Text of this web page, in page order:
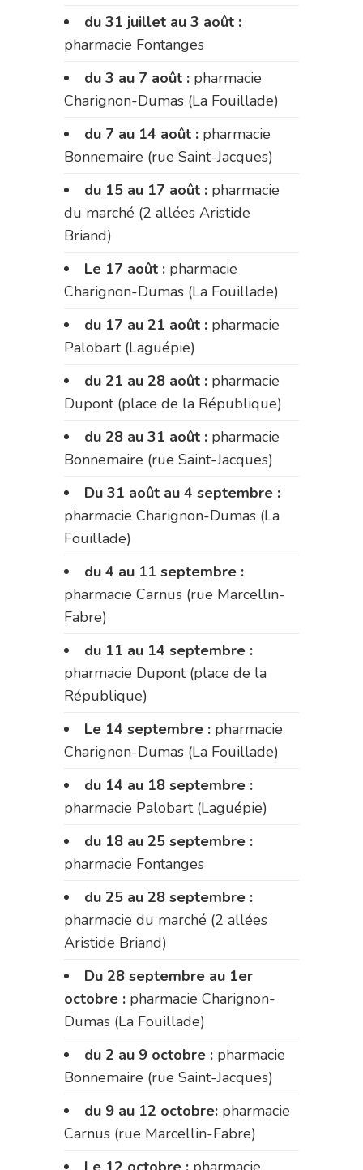
du 31 juillet au 3 août :
pharmacie Fontanges
du 3 au 7 août : pharmacie
Charignon-Dumas (La Fouillade)
du 7 au 14 août : pharmacie
Bonnemaire (rue Saint-Jacques)
du 15 au 17 août : pharmacie
du marché (2 allées Aristide
Briand)
Le 17 août : pharmacie
Charignon-Dumas (La Fouillade)
du 17 au 21 août : pharmacie
Palobart (Laguépie)
du 21 au 28 août : pharmacie
Dupont (place de la République)
du 28 au 31 août : pharmacie
Bonnemaire (rue Saint-Jacques)
Du 31 août au 4 septembre :
pharmacie Charignon-Dumas (La
Fouillade)
du 4 au 11 septembre :
pharmacie Carnus (rue Marcellin-
Fabre)
du 11 au 14 septembre :
pharmacie Dupont (place de la
République)
Le 14 septembre : pharmacie
Charignon-Dumas (La Fouillade)
du 14 au 18 septembre :
pharmacie Palobart (Laguépie)
du 18 au 25 septembre :
pharmacie Fontanges
du 25 au 28 septembre :
pharmacie du marché (2 allées
Aristide Briand)
Du 28 septembre au 1er
octobre : pharmacie Charignon-
Dumas (La Fouillade)
du 2 au 9 octobre : pharmacie
Bonnemaire (rue Saint-Jacques)
du 9 au 12 octobre: pharmacie
Carnus (rue Marcellin-Fabre)